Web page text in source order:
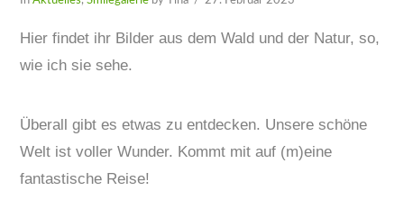
Hier findet ihr Bilder aus dem Wald und der Natur, so,
wie ich sie sehe.
Überall gibt es etwas zu entdecken. Unsere schöne
Welt ist voller Wunder. Kommt mit auf (m)eine
fantastische Reise!